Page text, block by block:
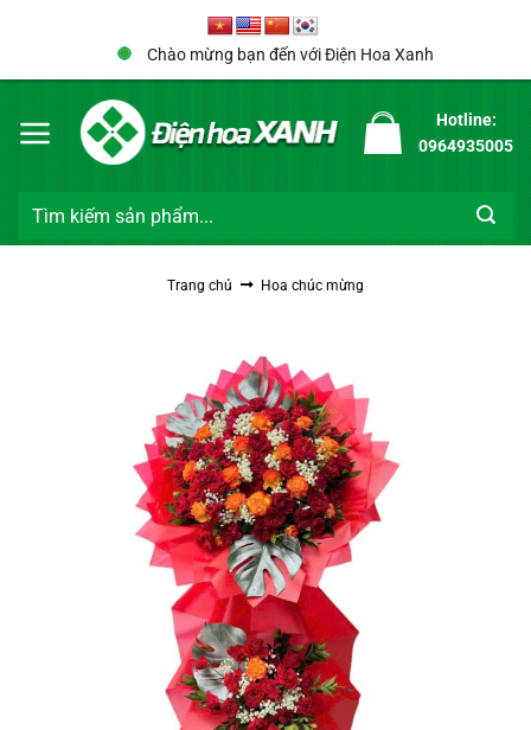
Chào mừng bạn đến với Điện Hoa Xanh
Hotline:
0964935005
Tìm
Trang chủ Hoa chúc mừng